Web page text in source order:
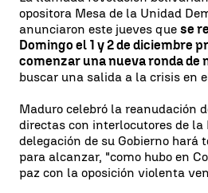
opositora Mesa de la Unidad
anunciaron este jueves que se
Domingo el 1 y 2 de diciembre
comenzar una nueva ronda de
buscar una salida a la crisis en
Maduro celebró la reanudación
directas con interlocutores de la
delegación de su Gobierno hará
para alcanzar, "como hubo en
paz con la oposición violenta